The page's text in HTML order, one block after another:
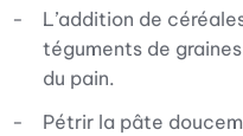
L’addition de
téguments de
du pain.
Pétrir la pâte